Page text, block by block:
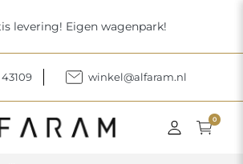
levering! Eigen wagenpark!
43109 winkel@alfaram.nl
0